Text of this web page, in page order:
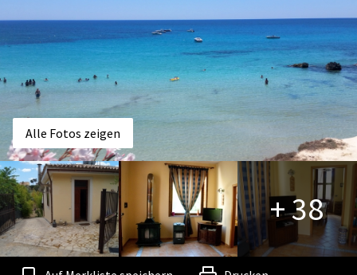
Alle Fotos zeigen
+ 38